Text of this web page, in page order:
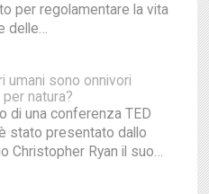
per regolamentare la vita
delle…
umani sono onnivori
natura?
di una conferenza TED
stato presentato dallo
Christopher Ryan il suo…